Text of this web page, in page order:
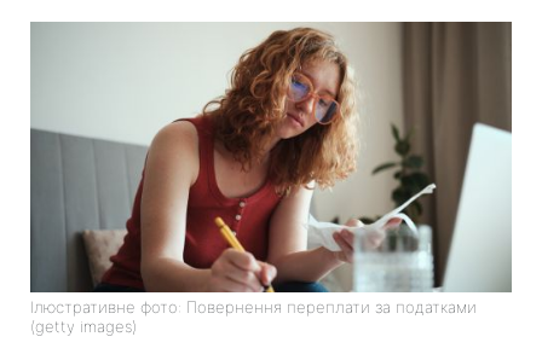
Ілюстративне фото: Повернення переплати за податками
(getty images)